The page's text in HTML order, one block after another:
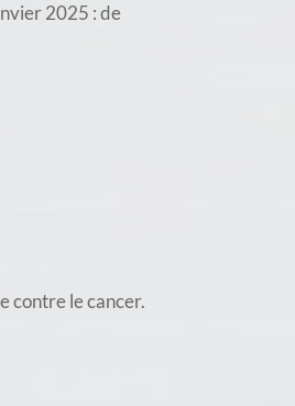
2025 : de
contre le cancer.